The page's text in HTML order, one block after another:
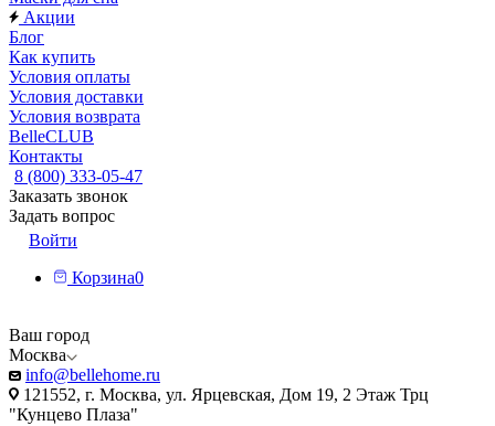
Акции
Блог
Как купить
Условия оплаты
Условия доставки
Условия возврата
BelleCLUB
Контакты
8 (800) 333-05-47
Заказать звонок
Задать вопрос
Войти
Корзина0
Ваш город
Москва
info@bellehome.ru
121552, г. Москва, ул. Ярцевская, Дом 19, 2 Этаж Трц
"Кунцево Плаза"